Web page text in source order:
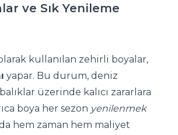
ve Sık Yenileme
kullanılan zehirli boyalar,
yapar. Bu durum, deniz
üzerinde kalıcı zararlara
boya her sezon yenilenmek
hem zaman hem maliyet